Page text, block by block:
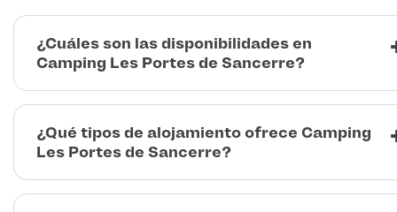
¿Cuáles son las disponibilidades en
Camping Les Portes de Sancerre?
¿Qué tipos de alojamiento ofrece Camping
Les Portes de Sancerre?